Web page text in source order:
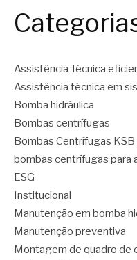
Assistência Técnica
Assistência técnica em
Bomba hidráulica
Bombas centrífugas
Bombas Centrífugas KSB
bombas centrífugas para
ESG
Institucional
Manutenção em bomba
Manutenção preventiva
Montagem de quadro de